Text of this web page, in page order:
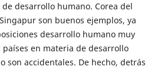
desarrollo humano. Corea del
son buenos ejemplos, ya
desarrollo humano muy
países en materia de desarrollo
son accidentales. De hecho, detrás